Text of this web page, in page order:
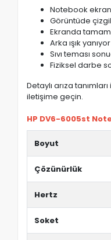
Notebook
Görüntüde
Ekranda
Arka ışık
Sıvı teması
Fiziksel darbe
Detaylı arıza
iletişime geçin.
HP DV6-6005st
Boyut
Çözünürlük
Hertz
Soket